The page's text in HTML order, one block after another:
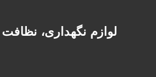
لوازم نگهداری،